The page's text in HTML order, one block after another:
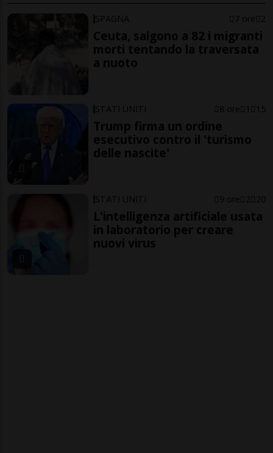
SPAGNA 7 ore 2
Ceuta, salgono a 82 i migranti
morti tentando la traversata
a nuoto
STATI UNITI 8 ore 1 15
Trump firma un ordine
esecutivo contro il 'turismo
delle nascite'
STATI UNITI 9 ore 2 20
L'intelligenza artificiale usata
in laboratorio per creare
nuovi virus